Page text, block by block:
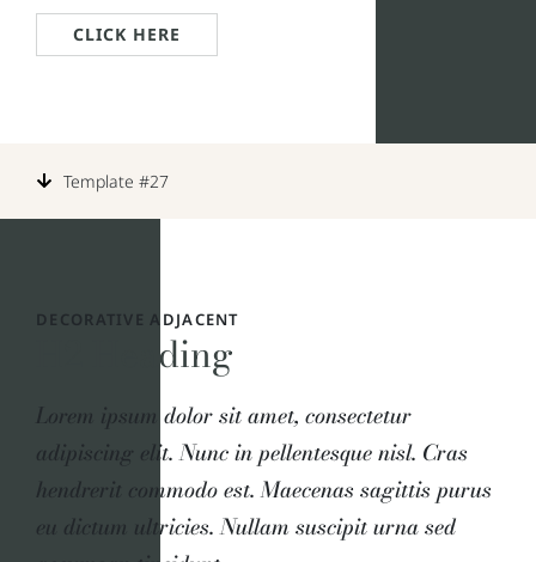
CLICK HERE
Template #27
DECORATIVE ADJACENT
H2 Heading
Lorem ipsum dolor sit amet, consectetur
adipiscing elit. Nunc in pellentesque nisl. Cras
hendrerit commodo est. Maecenas sagittis purus
eu dictum ultricies. Nullam suscipit urna sed